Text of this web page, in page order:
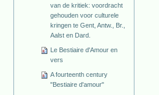
van de kritiek: voordracht
gehouden voor culturele
kringen te Gent, Antw., Br.,
Aalst en Dard.
Le Bestiaire d'Amour en
vers
A fourteenth century
"Bestiaire d'amour"